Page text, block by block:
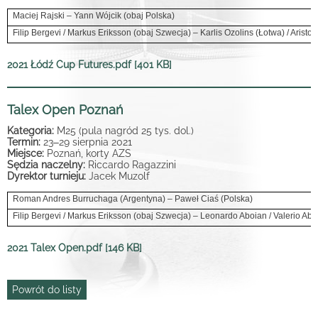
Maciej Rajski – Yann Wójcik (obaj Polska)
Filip Bergevi / Markus Eriksson (obaj Szwecja) – Karlis Ozolins (Łotwa) /
2021 Łódź Cup Futures.pdf [401 KB]
Talex Open Poznań
Kategoria: M25 (pula nagród 25 tys. dol.)
Termin: 23–29 sierpnia 2021
Miejsce: Poznań, korty AZS
Sędzia naczelny: Riccardo Ragazzini
Dyrektor turnieju: Jacek Muzolf
Roman Andres Burruchaga (Argentyna) – Paweł Ciaś (Polska)
Filip Bergevi / Markus Eriksson (obaj Szwecja) – Leonardo Aboian / Valerio
2021 Talex Open.pdf [146 KB]
Powrót do listy